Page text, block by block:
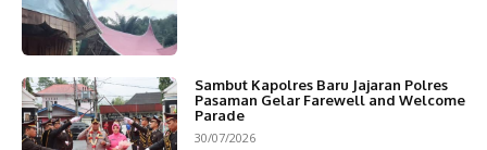
Sambut Kapolres Baru Jajaran Polres
Pasaman Gelar Farewell and Welcome
Parade
30/07/2026